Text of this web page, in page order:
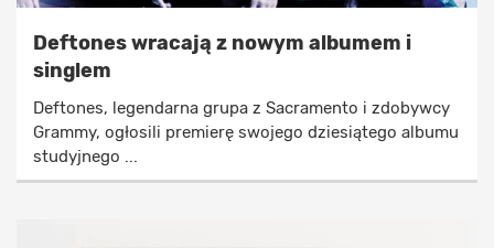
Deftones wracają z nowym albumem i
singlem
Deftones, legendarna grupa z Sacramento i zdobywcy
Grammy, ogłosili premierę swojego dziesiątego albumu
studyjnego ...